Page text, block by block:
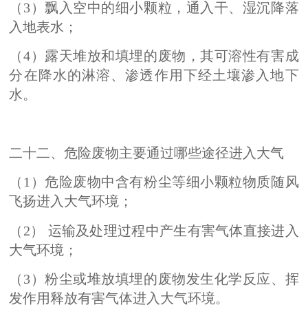
（3）飘入空中的细小颗粒，通入干、湿沉降落
入地表水；
（4）露天堆放和填埋的废物，其可溶性有害成
分在降水的淋溶、渗透作用下经土壤渗入地下
水。
二十二、危险废物主要通过哪些途径进入大气
（1）危险废物中含有粉尘等细小颗粒物质随风
飞扬进入大气环境；
（2） 运输及处理过程中产生有害气体直接进入
大气环境；
（3）粉尘或堆放填埋的废物发生化学反应、挥
发作用释放有害气体进入大气环境。